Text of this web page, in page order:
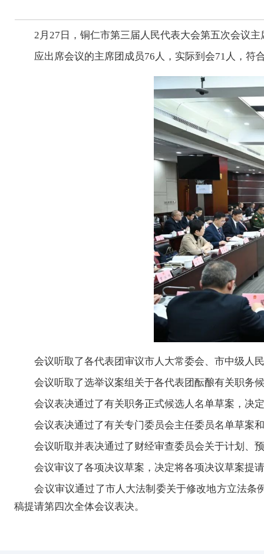
2月27日，铜仁市第三届人民代表大会第五次会议
应出席会议的主席团成员76人，实际到会71人，符
会议听取了各代表团审议市人大常委会、市中级人
会议听取了选举议案组关于各代表团酝酿有关职务
会议表决通过了有关职务正式候选人名单草案，决
会议表决通过了有关专门委员会主任委员名单草案
会议听取并表决通过了财经审查委员会关于计划、
会议审议了各项决议草案，决定将各项决议草案提
会议审议通过了市人大法制委关于修改地方立法
稿提请第四次全体会议表决。